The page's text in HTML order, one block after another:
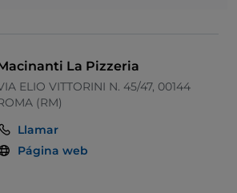
La Pizzeria
ELIO VITTORINI N. 45/47, 00144
(RM)
Llamar
Página web